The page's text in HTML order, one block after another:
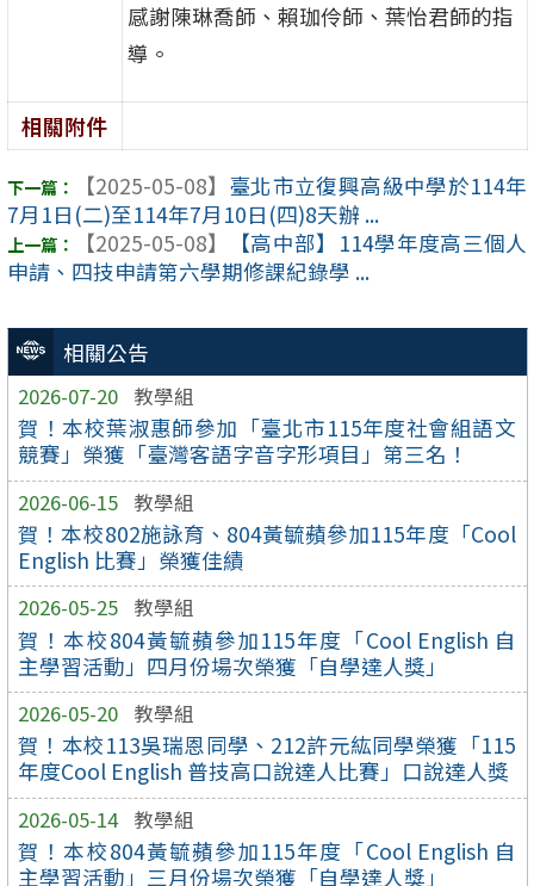
相關公告
2026-07-20 教學組
賀！本校葉淑惠師參加「臺北市115年度社會組語文
競賽」榮獲「臺灣客語字音字形項目」第三名！
2026-06-15 教學組
賀！本校802施詠育、804黃毓蘋參加115年度「Cool
English 比賽」榮獲佳績
2026-05-25 教學組
賀！本校804黃毓蘋參加115年度「Cool English 自
主學習活動」四月份場次榮獲「自學達人獎」
2026-05-20 教學組
賀！本校113吳瑞恩同學、212許元紘同學榮獲「115
年度Cool English 普技高口說達人比賽」口說達人獎
2026-05-14 教學組
賀！本校804黃毓蘋參加115年度「Cool English 自
主學習活動」三月份場次榮獲「自學達人獎」
感謝陳琳喬師、賴珈伶師、葉怡君師的指
導。
相關附件
【2025-05-08】 臺北市立復興高級中學於114年
7月1日(二)至114年7月10日(四)8天辦 ...
【2025-05-08】
【高中部】114學年度高三個人
申請、四技申請第六學期修課紀錄學 ...